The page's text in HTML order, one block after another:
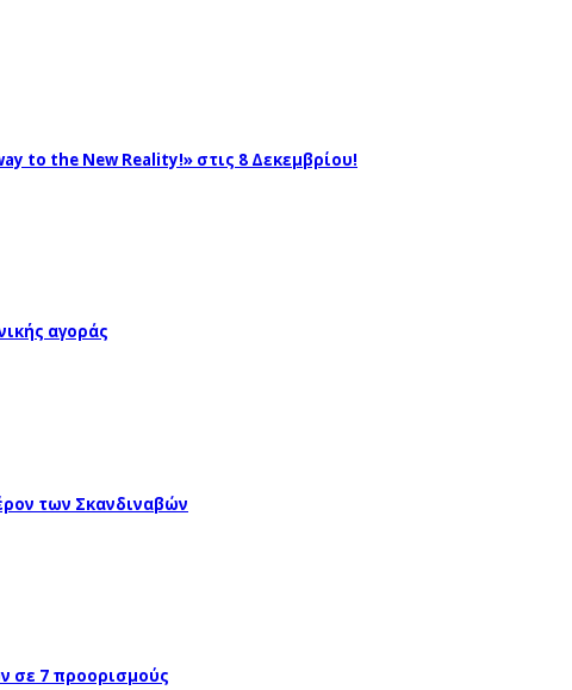
to the New Reality!» στις 8 Δεκεμβρίου!
αγοράς
των Σκανδιναβών
σε 7 προορισμούς